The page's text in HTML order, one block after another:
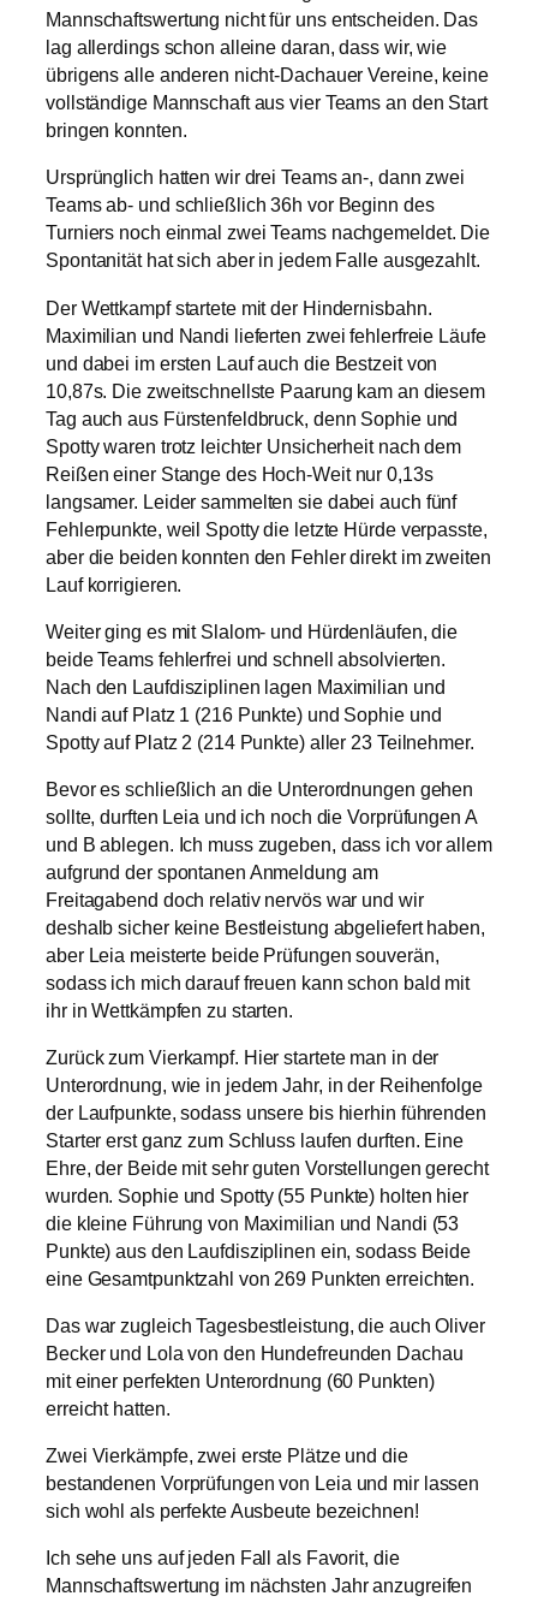
Mannschaftswertung nicht für uns entscheiden. Das
lag allerdings schon alleine daran, dass wir, wie
übrigens alle anderen nicht-Dachauer Vereine, keine
vollständige Mannschaft aus vier Teams an den Start
bringen konnten.
Ursprünglich hatten wir drei Teams an-, dann zwei
Teams ab- und schließlich 36h vor Beginn des
Turniers noch einmal zwei Teams nachgemeldet. Die
Spontanität hat sich aber in jedem Falle ausgezahlt.
Der Wettkampf startete mit der Hindernisbahn.
Maximilian und Nandi lieferten zwei fehlerfreie Läufe
und dabei im ersten Lauf auch die Bestzeit von
10,87s. Die zweitschnellste Paarung kam an diesem
Tag auch aus Fürstenfeldbruck, denn Sophie und
Spotty waren trotz leichter Unsicherheit nach dem
Reißen einer Stange des Hoch-Weit nur 0,13s
langsamer. Leider sammelten sie dabei auch fünf
Fehlerpunkte, weil Spotty die letzte Hürde verpasste,
aber die beiden konnten den Fehler direkt im zweiten
Lauf korrigieren.
Weiter ging es mit Slalom- und Hürdenläufen, die
beide Teams fehlerfrei und schnell absolvierten.
Nach den Laufdisziplinen lagen Maximilian und
Nandi auf Platz 1 (216 Punkte) und Sophie und
Spotty auf Platz 2 (214 Punkte) aller 23 Teilnehmer.
Bevor es schließlich an die Unterordnungen gehen
sollte, durften Leia und ich noch die Vorprüfungen A
und B ablegen. Ich muss zugeben, dass ich vor allem
aufgrund der spontanen Anmeldung am
Freitagabend doch relativ nervös war und wir
deshalb sicher keine Bestleistung abgeliefert haben,
aber Leia meisterte beide Prüfungen souverän,
sodass ich mich darauf freuen kann schon bald mit
ihr in Wettkämpfen zu starten.
Zurück zum Vierkampf. Hier startete man in der
Unterordnung, wie in jedem Jahr, in der Reihenfolge
der Laufpunkte, sodass unsere bis hierhin führenden
Starter erst ganz zum Schluss laufen durften. Eine
Ehre, der Beide mit sehr guten Vorstellungen gerecht
wurden. Sophie und Spotty (55 Punkte) holten hier
die kleine Führung von Maximilian und Nandi (53
Punkte) aus den Laufdisziplinen ein, sodass Beide
eine Gesamtpunktzahl von 269 Punkten erreichten.
Das war zugleich Tagesbestleistung, die auch Oliver
Becker und Lola von den Hundefreunden Dachau
mit einer perfekten Unterordnung (60 Punkten)
erreicht hatten.
Zwei Vierkämpfe, zwei erste Plätze und die
bestandenen Vorprüfungen von Leia und mir lassen
sich wohl als perfekte Ausbeute bezeichnen!
Ich sehe uns auf jeden Fall als Favorit, die
Mannschaftswertung im nächsten Jahr anzugreifen